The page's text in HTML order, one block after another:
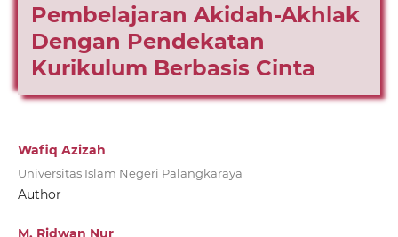
Pembelajaran Akidah-Akhlak
Dengan Pendekatan
Kurikulum Berbasis Cinta
Wafiq Azizah
Universitas Islam Negeri Palangkaraya
Author
M. Ridwan Nur